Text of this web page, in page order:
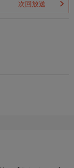
次回放送